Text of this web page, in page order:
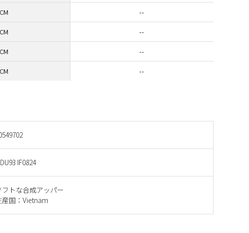
IF0824
フトな合成アッパー
産国：Vietnam
--
--
--
--